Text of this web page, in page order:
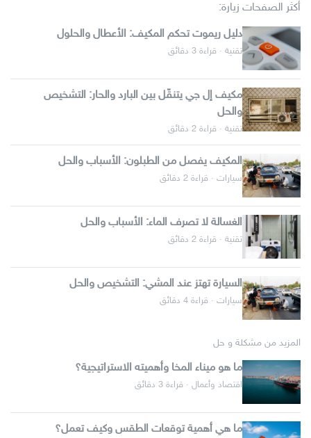
أكثر الصفحات زيارة:
دليل ريموت تحكم المكيف: الأعطال والحلول
تقنية · قراءة 3 دقائق
مكيف إل جي يتنقّل بين البارد والحار: التشخيص
والحل
تقنية · قراءة 2 دقائق
المكيف يفصل من الطبلون: الأسباب والحل
سيارات · قراءة 2 دقائق
الغسالة لا تصرف الماء: الأسباب والحل
تقنية · قراءة 2 دقائق
السيارة تهتز عند المشي: التشخيص والحل
سيارات · قراءة 4 دقائق
المزيد من مشكلة و حل
ما هو ميناء المخا وأهميته الاستراتيجية؟
اقتصاد وأعمال · قراءة 3 دقائق
ما هي أهمية توقعات الطقس وكيف تعمل؟